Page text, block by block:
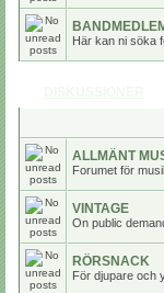
Här kan ni söka
ALLMÄNT
Forumet för
VINTAGE
On public
RÖRSNACK
För djupare och